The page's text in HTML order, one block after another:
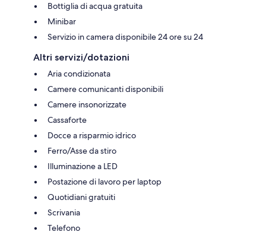
Bottiglia di acqua gratuita
Minibar
Servizio in camera disponibile 24 ore su 24
Altri servizi/dotazioni
Aria condizionata
Camere comunicanti disponibili
Camere insonorizzate
Cassaforte
Docce a risparmio idrico
Ferro/Asse da stiro
Illuminazione a LED
Postazione di lavoro per laptop
Quotidiani gratuiti
Scrivania
Telefono